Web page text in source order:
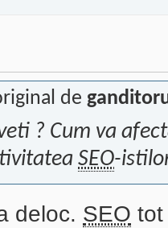
de
? Cum va
SEO-
deloc. SEO tot